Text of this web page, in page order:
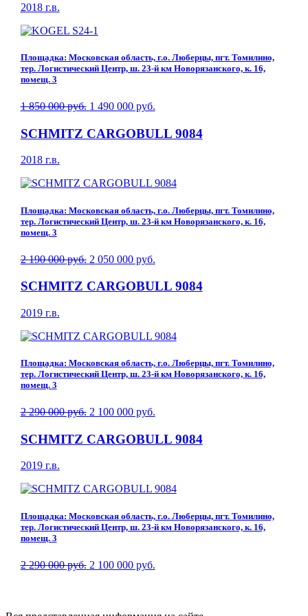
2018 г.в.
Площадка: Московская область, г.о. Люберцы, пгт. Томилино,
тер. Логистический Центр, ш. 23-й км Новорязанского, к. 16,
помещ. 3
1 850 000 руб. 1 490 000 руб.
SCHMITZ CARGOBULL 9084
2018 г.в.
Площадка: Московская область, г.о. Люберцы, пгт. Томилино,
тер. Логистический Центр, ш. 23-й км Новорязанского, к. 16,
помещ. 3
2 190 000 руб. 2 050 000 руб.
SCHMITZ CARGOBULL 9084
2019 г.в.
Площадка: Московская область, г.о. Люберцы, пгт. Томилино,
тер. Логистический Центр, ш. 23-й км Новорязанского, к. 16,
помещ. 3
2 290 000 руб. 2 100 000 руб.
SCHMITZ CARGOBULL 9084
2019 г.в.
Площадка: Московская область, г.о. Люберцы, пгт. Томилино,
тер. Логистический Центр, ш. 23-й км Новорязанского, к. 16,
помещ. 3
2 290 000 руб. 2 100 000 руб.